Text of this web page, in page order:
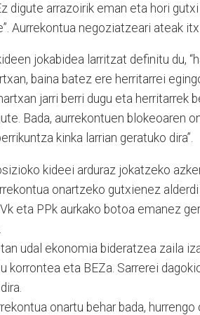
digute arrazoirik eman eta hori
Aurrekontua negoziatzeari ateak
jokabidea larritzat definitu du,
baina batez ere herritarrei
jarri berri dugu eta herritarrek
Bada, aurrekontuen blokeoaren
kinka larrian geratuko dira”.
kideei arduraz jokatzeko
onartzeko gutxienez
eta PPk aurkako botoa emanez
udal ekonomia bideratzea zaila
korrontea eta BEZa. Sarrerei
onartu behar bada, hurrengo